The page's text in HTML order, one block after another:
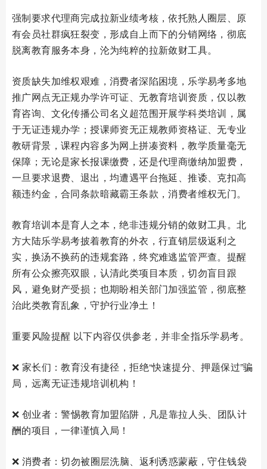
强制要求代理商完成拉新业绩考核，依托熟人圈层、原
有会员社群疯狂裂变，形成自上而下的分销网络，彻底
脱离教育服务本身，沦为纯粹的拉新敛财工具。
资质缺失加维权艰难，消费者深陷困境，乐学易考多地
推广网点无正规办学许可证、无教育培训资质，仅以教
育咨询、文化传播公司名义超范围开展学科类培训，属
于无证违规办学；授课师资无正规教师资格证、无专业
教研背景，课程内容多为网上拼凑资料，教学质量毫无
保障；无论是家长报课缴费，还是代理商缴纳加盟费，
一旦要求退费、退出，均遭遇平台拖延、推诿、克扣高
额违约金，合同条款暗藏霸王条款，消费者维权无门。
教育培训本是育人之本，绝非违规分销的敛财工具。北
方大陆乐学易考披着教育的外衣，行直销层级返利之
实，换汤不换药的违规套路，终究难逃监管严查。提醒
所有公众擦亮双眼，认清此类项目本质，切勿盲目跟
风，避免财产受损；也期盼相关部门加强监管，彻底整
治此类教育乱象，守护行业净土！
重要风险提醒 以下内容仅供参老，并非全指乐学易考。
❌ 家长们：教育没有捷径，拒绝“快速提分、押题保过”骗
局，远离无证违规培训机构！
❌ 创业者：警惕教育加盟陷阱，凡是靠拉人头、团队计
酬的项目，一律谨慎入局！
❌ 消费者：切勿被圈层洗脑、返利诱惑蒙蔽，守住钱袋